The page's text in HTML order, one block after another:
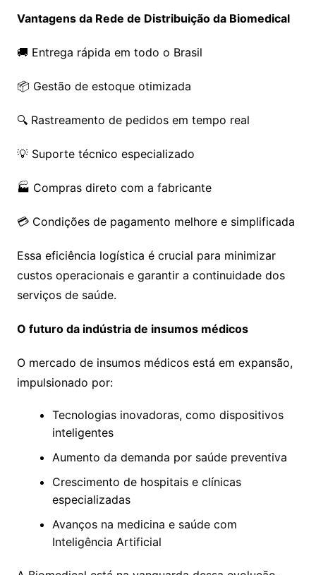
Vantagens da Rede de Distribuição da Biomedical
🚚 Entrega rápida em todo o Brasil
📦 Gestão de estoque otimizada
🔍 Rastreamento de pedidos em tempo real
💡 Suporte técnico especializado
🏭 Compras direto com a fabricante
💳 Condições de pagamento melhore e simplificada
Essa eficiência logística é crucial para minimizar
custos operacionais e garantir a continuidade dos
serviços de saúde.
O futuro da indústria de insumos médicos
O mercado de insumos médicos está em expansão,
impulsionado por:
Tecnologias inovadoras, como dispositivos
inteligentes
Aumento da demanda por saúde preventiva
Crescimento de hospitais e clínicas
especializadas
Avanços na medicina e saúde com
Inteligência Artificial